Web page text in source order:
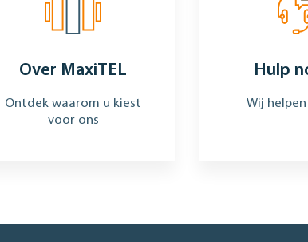
Over MaxiTEL
Ontdek waarom u kiest
voor ons
Hulp
Wij